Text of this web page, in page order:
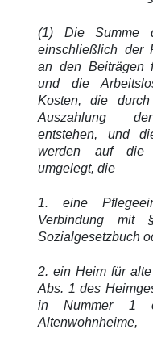
(1) Die Summe
einschließlich der
an den Beiträgen
und die
Kosten, die
Auszahlung der
entstehen, und
werden auf die
umgelegt, die
1. eine
Verbindung
Sozialgesetzbuch
2. ein Heim für
Abs. 1 des
in Nummer 1
Altenwohnheime,